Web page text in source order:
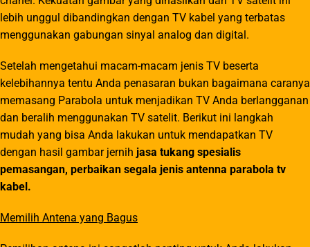
lebih unggul dibandingkan dengan TV kabel yang terbatas
menggunakan gabungan sinyal analog dan digital.
Setelah mengetahui macam-macam jenis TV beserta
kelebihannya tentu Anda penasaran bukan bagaimana caranya
memasang Parabola untuk menjadikan TV Anda berlangganan
dan beralih menggunakan TV satelit. Berikut ini langkah
mudah yang bisa Anda lakukan untuk mendapatkan TV
dengan hasil gambar jernih jasa tukang spesialis
pemasangan, perbaikan segala jenis antenna parabola tv
kabel.
Memilih Antena yang Bagus